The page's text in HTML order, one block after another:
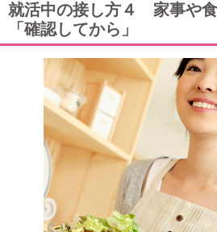
就活中の接し方４ 家事や
「確認してから」